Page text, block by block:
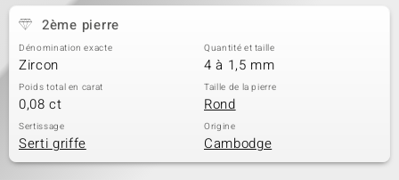
2ème pierre
Dénomination exacte
Zircon
Quantité et taille
4 à 1,5 mm
Poids total en carat
0,08 ct
Taille de la pierre
Rond
Sertissage
Serti griffe
Origine
Cambodge